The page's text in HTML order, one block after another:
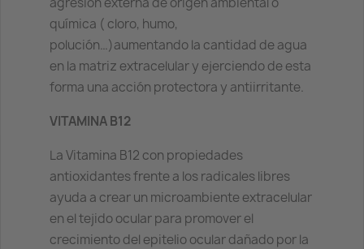
química ( cloro, humo,
polución…)aumentando la cantidad de agua
en la matriz extracelular y ejerciendo de esta
forma una acción protectora y antiirritante.
VITAMINA B12
La Vitamina B12 con propiedades
antioxidantes frente a los radicales libres
ayuda a crear un microambiente extracelular
en el tejido ocular para promover el
crecimiento del epitelio ocular dañado por la